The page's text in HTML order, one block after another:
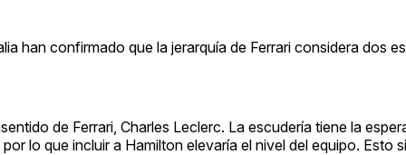
han confirmado que la jerarquía de Ferrari considera dos
de Ferrari, Charles Leclerc. La escudería tiene la
lo que incluir a Hamilton elevaría el nivel del equipo. Esto